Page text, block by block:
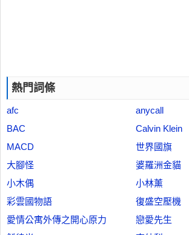
熱門詞條
afc
anycall
BAC
Calvin Klein
MACD
世界國旗
大腳怪
婆羅洲金貓
小木偶
小林薰
彩雲國物語
復盛空壓機
愛情公寓外傳之開心原力
戀愛先生